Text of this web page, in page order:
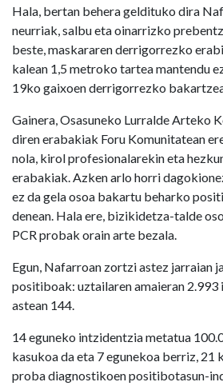
Hala, bertan behera geldituko dira
neurriak, salbu eta oinarrizko
beste, maskararen derrigorrezko
kalean 1,5 metroko tartea mantendu
19ko gaixoen derrigorrezko
Gainera, Osasuneko Lurralde Arteko
diren erabakiak Foru Komunitatean
nola, kirol profesionalarekin eta
erabakiak. Azken arlo horri
ez da gela osoa bakartu beharko
denean. Hala ere, bizikidetza-talde
PCR probak orain arte bezala.
Egun, Nafarroan zortzi astez jarraian
positiboak: uztailaren amaieran 2.993
astean 144.
14 eguneko intzidentzia metatua
kasukoa da eta 7 egunekoa berriz, 21
proba diagnostikoen positibotasun-